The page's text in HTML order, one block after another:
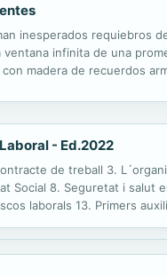
inesperados requiebros
infinita de una
madera de recuerdos
- Ed.2022
de treball 3.
Social 8. Seguretat i salut
laborals 13. Primers